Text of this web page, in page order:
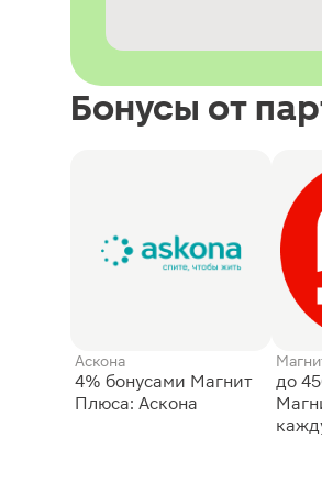
Бонусы от
Аскона
4% бонусами Магнит
Плюса: Аскона
до